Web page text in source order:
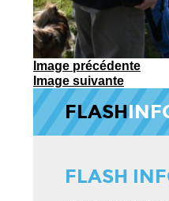
Image précédente
Image suivante
FLASH
FLASH